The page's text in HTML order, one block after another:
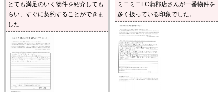
とても満足のいく物件を紹介しても
らい、すぐに契約することができま
した
ミニミニFC蒲郡店さんが一番物件を
多く扱っている印象でした。